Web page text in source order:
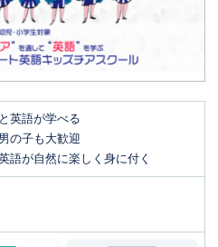
英語が学べる
の子も大歓迎
語が自然に楽しく身に付く